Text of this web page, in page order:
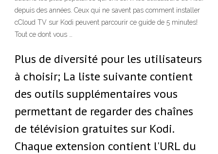
depuis des années. Ceux qui ne savent pas comment installer
cCloud TV sur Kodi peuvent parcourir ce guide de 5 minutes!
Tout ce dont vous …
Plus de diversité pour les utilisateurs
à choisir; La liste suivante contient
des outils supplémentaires vous
permettant de regarder des chaînes
de télévision gratuites sur Kodi.
Chaque extension contient l'URL du